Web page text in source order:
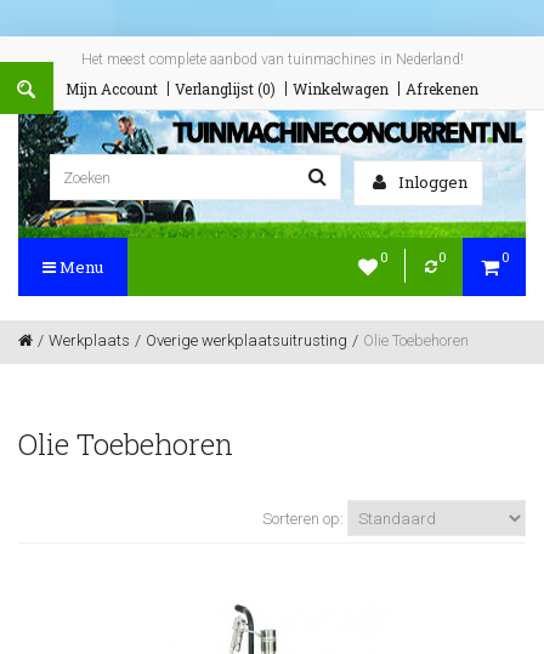
Het meest complete aanbod van tuinmachines in Nederland!
Mijn Account Verlanglijst (0) Winkelwagen Afrekenen
Inloggen
0 0 0
Menu
Werkplaats Overige werkplaatsuitrusting Olie Toebehoren
Olie Toebehoren
Sorteren op: